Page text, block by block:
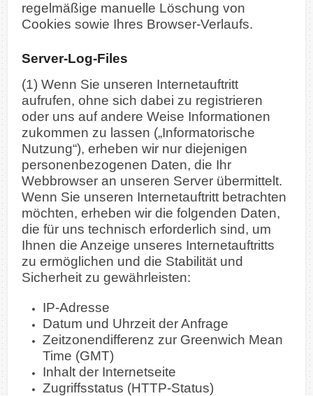
regelmäßige manuelle Löschung von
Cookies sowie Ihres Browser-Verlaufs.
Server-Log-Files
(1) Wenn Sie unseren Internetauftritt
aufrufen, ohne sich dabei zu registrieren
oder uns auf andere Weise Informationen
zukommen zu lassen („Informatorische
Nutzung“), erheben wir nur diejenigen
personenbezogenen Daten, die Ihr
Webbrowser an unseren Server übermittelt.
Wenn Sie unseren Internetauftritt betrachten
möchten, erheben wir die folgenden Daten,
die für uns technisch erforderlich sind, um
Ihnen die Anzeige unseres Internetauftritts
zu ermöglichen und die Stabilität und
Sicherheit zu gewährleisten:
IP-Adresse
Datum und Uhrzeit der Anfrage
Zeitzonendifferenz zur Greenwich Mean
Time (GMT)
Inhalt der Internetseite
Zugriffsstatus (HTTP-Status)